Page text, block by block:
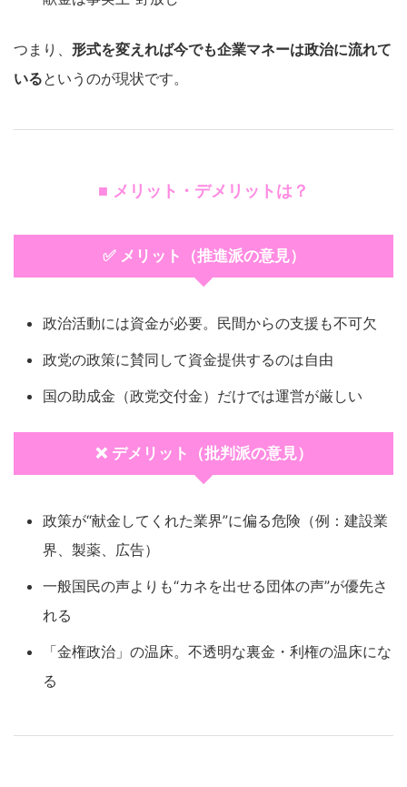
つまり、 形式を変えれば今でも企業マネーは政治に流れて
いるというのが現状です。
■ メリット・デメリットは？
✅ メリット（推進派の意見）
政治活動には資金が必要。民間からの支援も不可欠
政党の政策に賛同して資金提供するのは自由
国の助成金（政党交付金）だけでは運営が厳しい
❌ デメリット（批判派の意見）
政策が“献金してくれた業界”に偏る危険（例：建設業
界、製薬、広告）
一般国民の声よりも“カネを出せる団体の声”が優先さ
れる
「金権政治」の温床。不透明な裏金・利権の温床にな
る